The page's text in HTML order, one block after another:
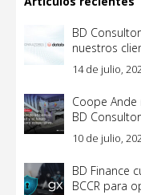
BD
nuestros
14 de julio,
Coope
BD
10 de julio,
BD Finance
BCCR para